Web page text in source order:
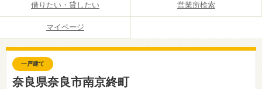
借りたい・貸したい 営業所検索
マイページ
一戸建て
奈良県奈良市南京終町